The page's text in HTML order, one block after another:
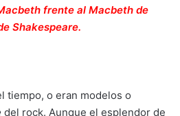
frente al Macbeth de
Shakespeare.
tiempo, o eran modelos o
del rock. Aunque el esplendor de